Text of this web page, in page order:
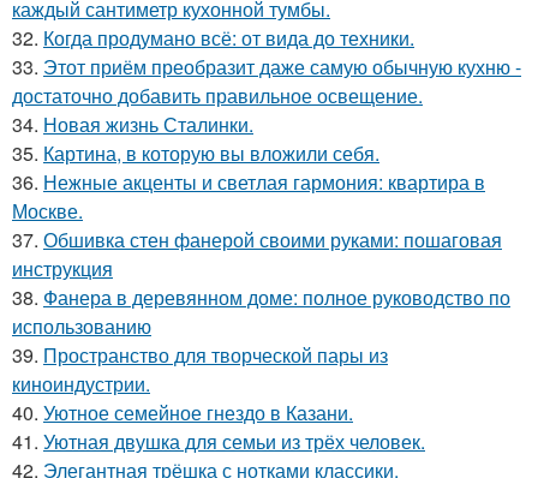
каждый сантиметр кухонной тумбы.
32. Когда продумано всё: от вида до техники.
33. Этот приём преобразит даже самую обычную кухню -
достаточно добавить правильное освещение.
34. Новая жизнь Сталинки.
35. Картина, в которую вы вложили себя.
36. Нежные акценты и светлая гармония: квартира в
Москве.
37. Обшивка стен фанерой своими руками: пошаговая
инструкция
38. Фанера в деревянном доме: полное руководство по
использованию
39. Пространство для творческой пары из
киноиндустрии.
40. Уютное семейное гнездо в Казани.
41. Уютная двушка для семьи из трёх человек.
42. Элегантная трёшка с нотками классики.